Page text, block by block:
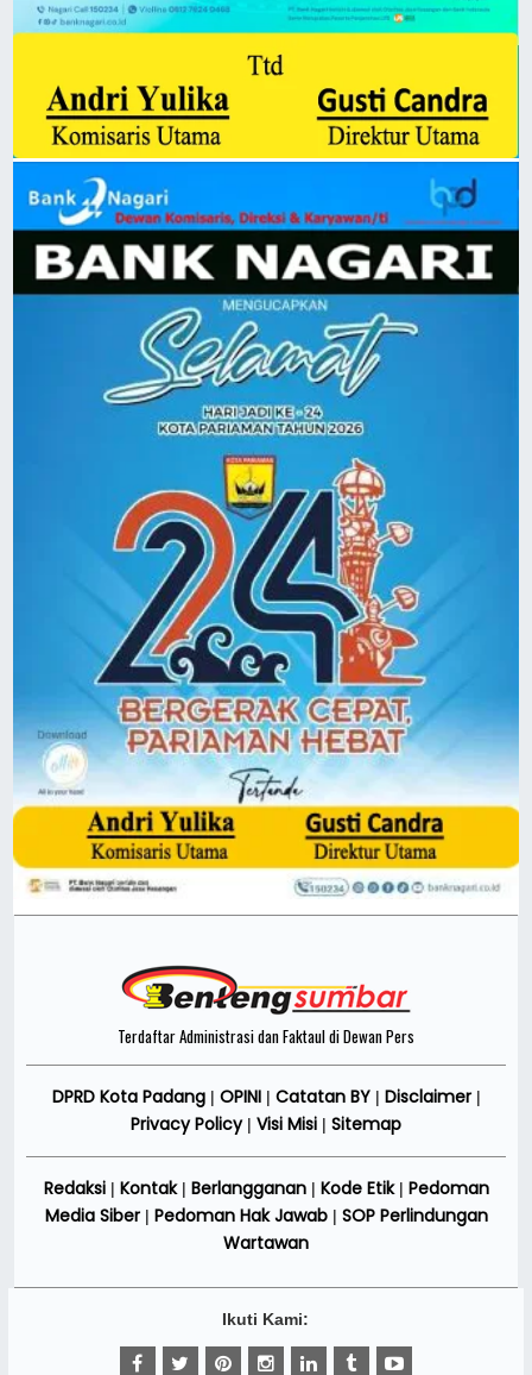
Terdaftar Administrasi dan Faktaul di Dewan Pers
DPRD Kota Padang| OPINI| Catatan BY| Disclaimer|
Privacy Policy| Visi Misi | Sitemap
Redaksi| Kontak| Berlangganan| Kode Etik| Pedoman
Media Siber| Pedoman Hak Jawab| SOP Perlindungan
Wartawan
Ikuti Kami: